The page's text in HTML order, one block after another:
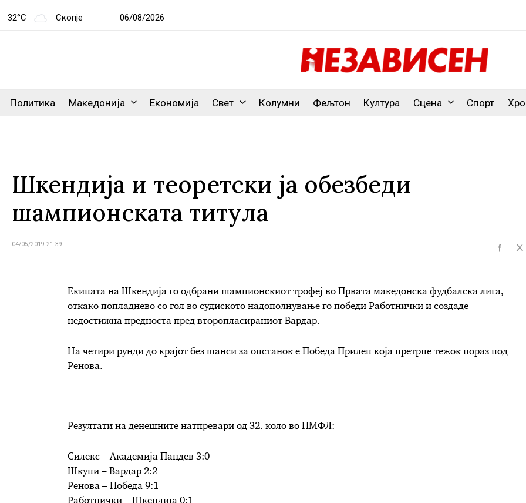
32°C Скопје 06/08/2026
Политика Македонија Економија Свет Колумни Фељтон Култура Сцена Спорт
Шкендија и теоретски ја обезбеди
шампионската титула
04/05/2019 21:39
Екипата на Шкендија го одбрани шампионскиот трофеј во Првата македонска фудбалска лига,
откако попладнево со гол во судиското надополнување го победи Работнички и создаде
недостижна предноста пред второпласираниот Вардар.
На четири рунди до крајот без шанси за опстанок е Победа Прилеп која претрпе тежок пораз под
Ренова.
Резултати на денешните натпревари од 32. коло во ПМФЛ:
Силекс – Академија Пандев 3:0
Шкупи – Вардар 2:2
Ренова – Победа 9:1